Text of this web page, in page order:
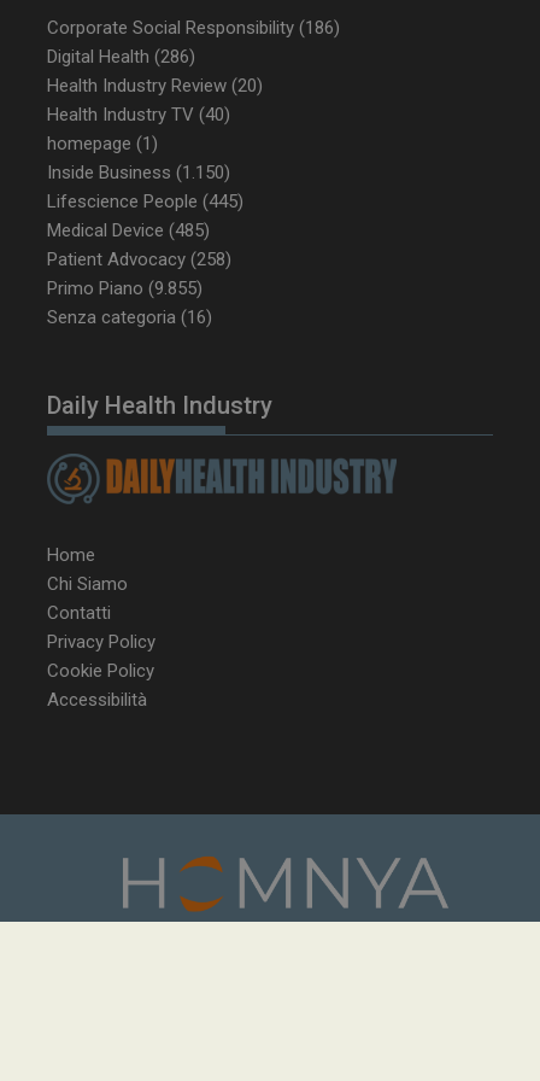
Corporate Social Responsibility (186)
Digital Health (286)
Health Industry Review (20)
Health Industry TV (40)
homepage (1)
Inside Business (1.150)
Lifescience People (445)
Medical Device (485)
Patient Advocacy (258)
Primo Piano (9.855)
Senza categoria (16)
Daily Health Industry
Home
Chi Siamo
Contatti
Privacy Policy
Cookie Policy
Accessibilità